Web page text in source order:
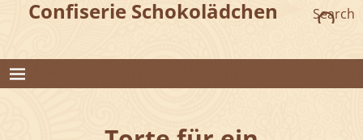
Confiserie Schokolädchen Search